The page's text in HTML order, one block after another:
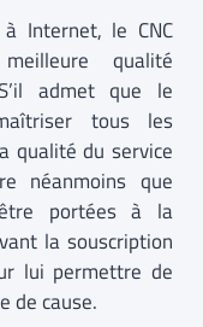
Internet, le CNC
qualité
admet que le
tous les
qualité du service
néanmoins que
portées à la
la souscription
lui permettre de
de cause.